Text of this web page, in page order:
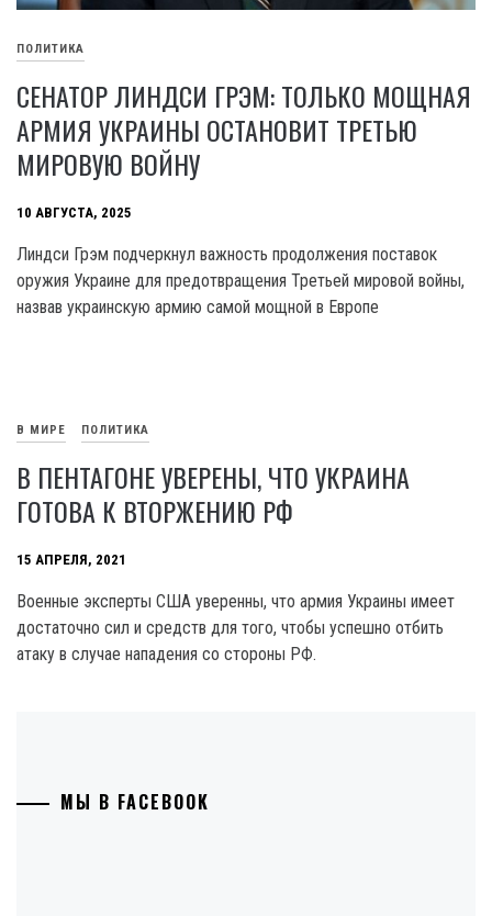
ПОЛИТИКА
СЕНАТОР ЛИНДСИ ГРЭМ: ТОЛЬКО МОЩНАЯ
АРМИЯ УКРАИНЫ ОСТАНОВИТ ТРЕТЬЮ
МИРОВУЮ ВОЙНУ
10 АВГУСТА, 2025
Линдси Грэм подчеркнул важность продолжения поставок
оружия Украине для предотвращения Третьей мировой войны,
назвав украинскую армию самой мощной в Европе
В МИРЕ ПОЛИТИКА
В ПЕНТАГОНЕ УВЕРЕНЫ, ЧТО УКРАИНА
ГОТОВА К ВТОРЖЕНИЮ РФ
15 АПРЕЛЯ, 2021
Военные эксперты США уверенны, что армия Украины имеет
достаточно сил и средств для того, чтобы успешно отбить
атаку в случае нападения со стороны РФ.
МЫ В FACEBOOK